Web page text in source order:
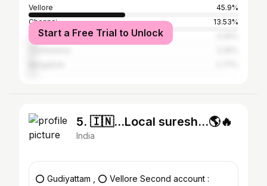
Vellore
45.9%
Chennai
13.53%
Tiruvallur
Start a Free Trial to Unlock
5. 🇮🇳...Local suresh...🌎🔥
India
⭕ Gudiyattam , ⭕ Vellore Second account :